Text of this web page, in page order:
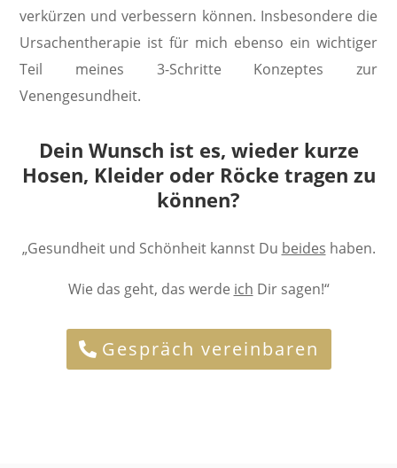
verkürzen und verbessern können. Insbesondere die
Ursachentherapie ist für mich ebenso ein wichtiger
Teil meines 3-Schritte Konzeptes zur
Venengesundheit.
Dein Wunsch ist es, wieder kurze
Hosen, Kleider oder Röcke tragen zu
können?
„Gesundheit und Schönheit kannst Du beides haben.
Wie das geht, das werde ich Dir sagen!“
Gespräch vereinbaren